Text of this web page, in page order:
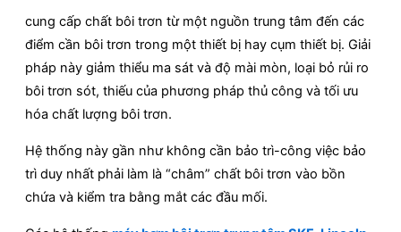
cung cấp chất bôi trơn từ một nguồn trung tâm đến các
điểm cần bôi trơn trong một thiết bị hay cụm thiết bị. Giải
pháp này giảm thiểu ma sát và độ mài mòn, loại bỏ rủi ro
bôi trơn sót, thiếu của phương pháp thủ công và tối ưu
hóa chất lượng bôi trơn.
Hệ thống này gần như không cần bảo trì-công việc bảo
trì duy nhất phải làm là “châm” chất bôi trơn vào bồn
chứa và kiểm tra bằng mắt các đầu mối.